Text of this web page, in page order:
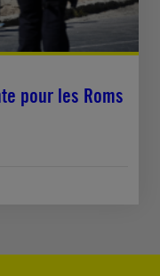
pour les Roms